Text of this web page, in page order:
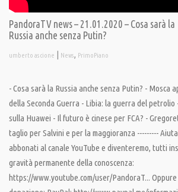
PandoraTV news – 21.01.2020 – Cosa sarà la
Russia anche senza Putin?
umberto ascione | News, PrimoPiano
- Cosa sarà la Russia anche senza Putin? - Mosca
della Seconda Guerra - Libia: la guerra del petrolio
sulla Huawei - Il futuro è cinese per FCA? -
taglio per Salvini e per la maggioranza ---------
abbonati al canale YouTube e diventeremo, tutti
gravità permanente della conoscenza:
https://www.youtube.com/user/PandoraT...